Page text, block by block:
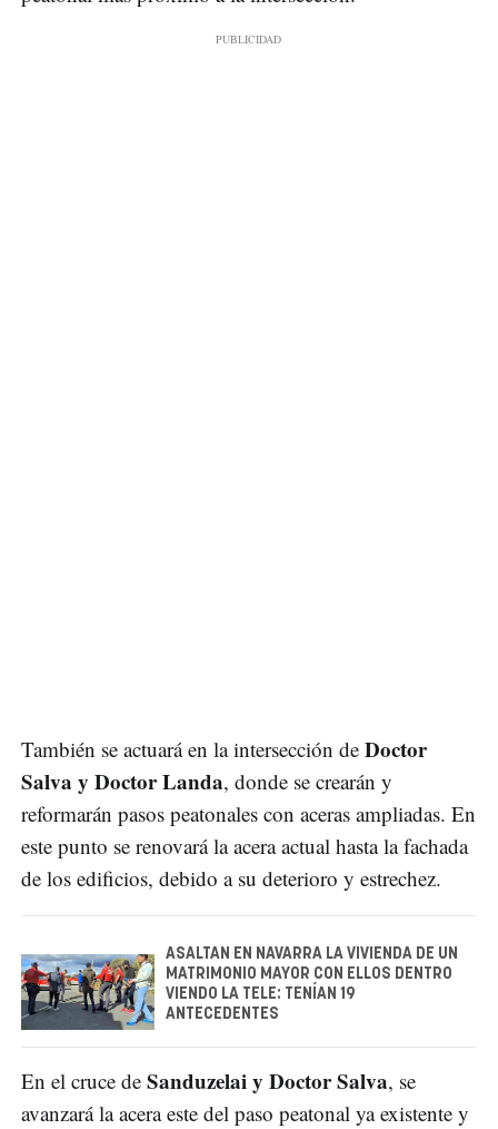
También se actuará en la intersección de Doctor
Salva y Doctor Landa, donde se crearán y
reformarán pasos peatonales con aceras ampliadas. En
este punto se renovará la acera actual hasta la fachada
de los edificios, debido a su deterioro y estrechez.
ASALTAN EN NAVARRA LA VIVIENDA DE UN
MATRIMONIO MAYOR CON ELLOS DENTRO
VIENDO LA TELE: TENÍAN 19
ANTECEDENTES
En el cruce de Sanduzelai y Doctor Salva, se
avanzará la acera este del paso peatonal ya existente y